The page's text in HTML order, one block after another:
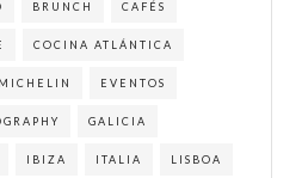
BRUNCH CAFÉS
COCINA ATLÁNTICA
EVENTOS
GALICIA
IBIZA ITALIA LISBOA